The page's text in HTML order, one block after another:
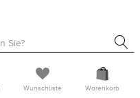
Wunschliste Warenkorb